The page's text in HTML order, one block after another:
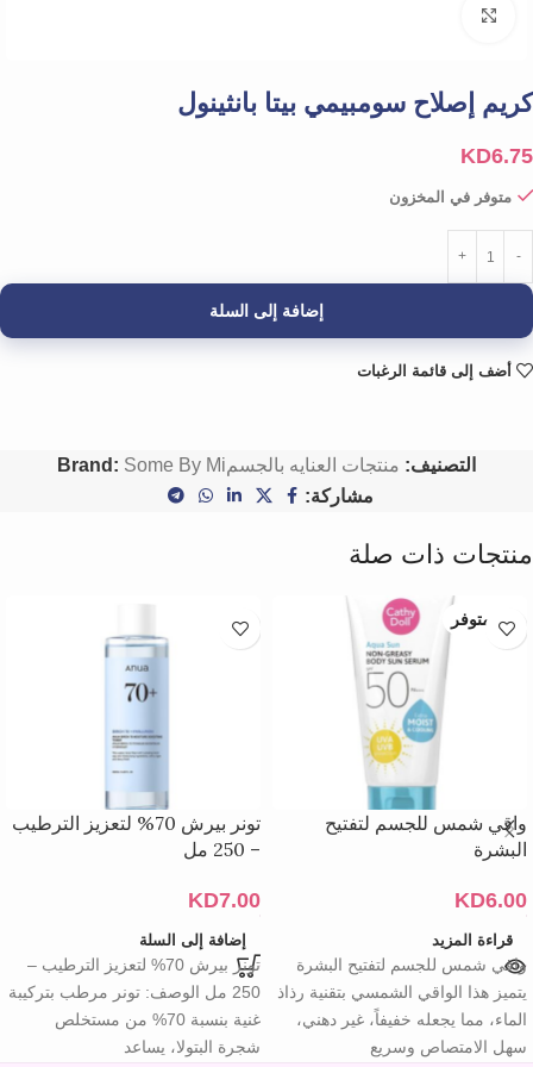
كريم إصلاح سومبيمي بيتا بانثينول
KD6.75
متوفر في المخزون
إضافة إلى السلة
أضف إلى قائمة الرغبات
التصنيف: منتجات العنايه بالجسم Brand: Some By Mi
مشاركة:
منتجات ذات صلة
غير متوفر
واقي شمس للجسم لتفتيح
البشرة
KD6.00
قراءة المزيد
واقي شمس للجسم لتفتيح البشرة
يتميز هذا الواقي الشمسي بتقنية رذاذ
الماء، مما يجعله خفيفاً، غير دهني،
سهل الامتصاص وسريع
تونر بيرش 70% لتعزيز الترطيب
– 250 مل
KD7.00
إضافة إلى السلة
تونر بيرش 70% لتعزيز الترطيب –
250 مل الوصف: تونر مرطب بتركيبة
غنية بنسبة 70% من مستخلص
شجرة البتولا، يساعد